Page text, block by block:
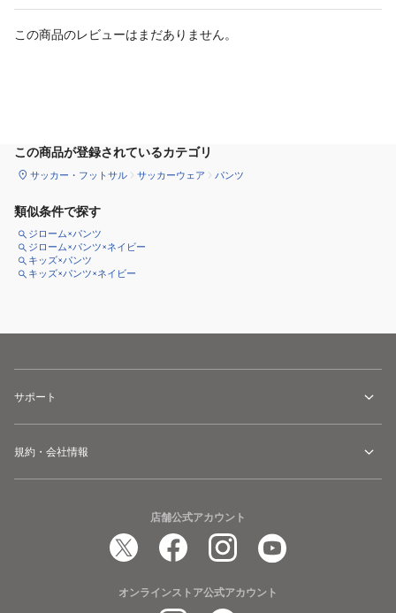
この商品のレビューはまだありません。
この商品が登録されているカテゴリ
サッカー・フットサル サッカーウェア パンツ
類似条件で探す
ジローム×パンツ
ジローム×パンツ×ネイビー
キッズ×パンツ
キッズ×パンツ×ネイビー
サポート
規約・会社情報
店舗公式アカウント
オンラインストア公式アカウント